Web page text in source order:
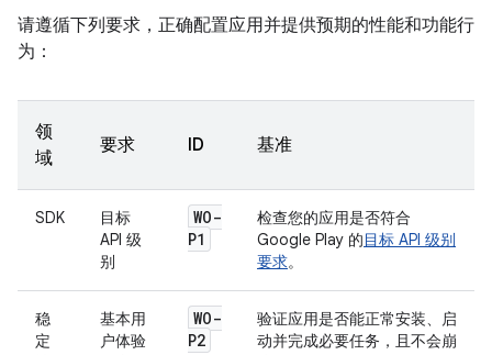
请遵循下列要求，正确配置应用并提供预期的性能和功能行
为：
领
域
要求 ID 基准
SDK
目标
API 级
别
WO-
P1
检查您的应用是否符合
Google Play 的目标 API 级别
要求。
稳
定
基本用
户体验
WO-
P2
验证应用是否能正常安装、启
动并完成必要任务，且不会崩